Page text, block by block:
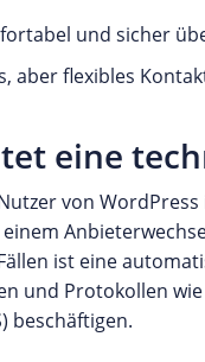
und sicher
aber flexibles
eine
von
einem
ist eine
und Protokollen
beschäftigen.